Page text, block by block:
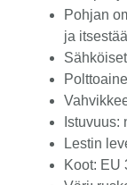
Pohjan
ja
Istuvuus:
Lestin
Koot: EU